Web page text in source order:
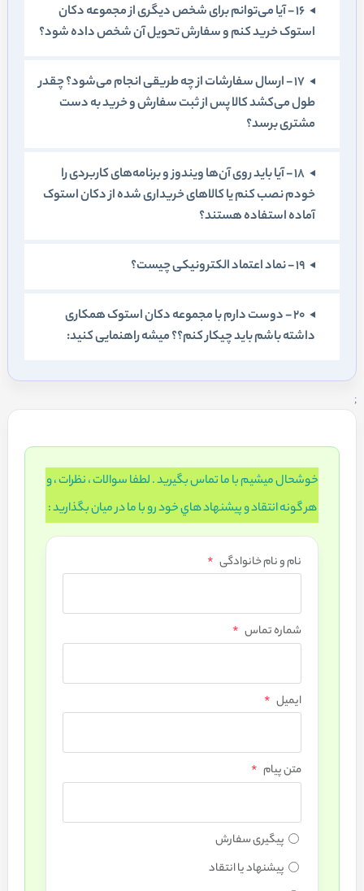
16 - آيا می‌توانم برای شخص ديگری از مجموعه دکان
استوک خريد کنم و سفارش تحويل آن شخص داده شود؟
17 - ارسال سفارشات از چه طريقی انجام می‌شود؟ چقدر
طول می‌کشد کالا پس از ثبت سفارش و خريد به دست
مشتری برسد؟
18 - آيا بايد روی آن‌ها ويندوز و برنامه‌های کاربردی را
خودم نصب کنم یا کالاهای خريداری شده از دکان استوک
آماده استفاده هستند؟
19 - نماد اعتماد الکترونيکی چيست؟
20 - دوست دارم با مجموعه دکان استوک همکاری
داشته باشم بايد چيکار کنم؟؟ ميشه راهنمايی کنيد:
;
خوشحال ميشيم با ما تماس بگيريد . لطفا سوالات ، نظرات ، و
هر گونه انتقاد و پيشنهاد هاي خود رو با ما در ميان بگذاريد :
نام و نام خانوادگی *
شماره تماس *
ایمیل *
متن پیام *
پیگیری سفارش
پیشنهاد یا انتقاد